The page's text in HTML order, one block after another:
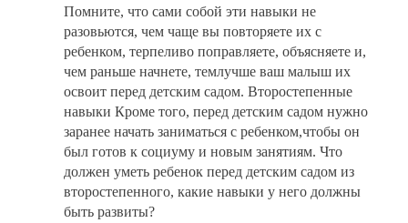
Помните, что сами собой эти навыки не
разовьются, чем чаще вы повторяете их с
ребенком, терпеливо поправляете, объясняете и,
чем раньше начнете, темлучше ваш малыш их
освоит перед детским садом. Второстепенные
навыки Кроме того, перед детским садом нужно
заранее начать заниматься с ребенком,чтобы он
был готов к социуму и новым занятиям. Что
должен уметь ребенок перед детским садом из
второстепенного, какие навыки у него должны
быть развиты?